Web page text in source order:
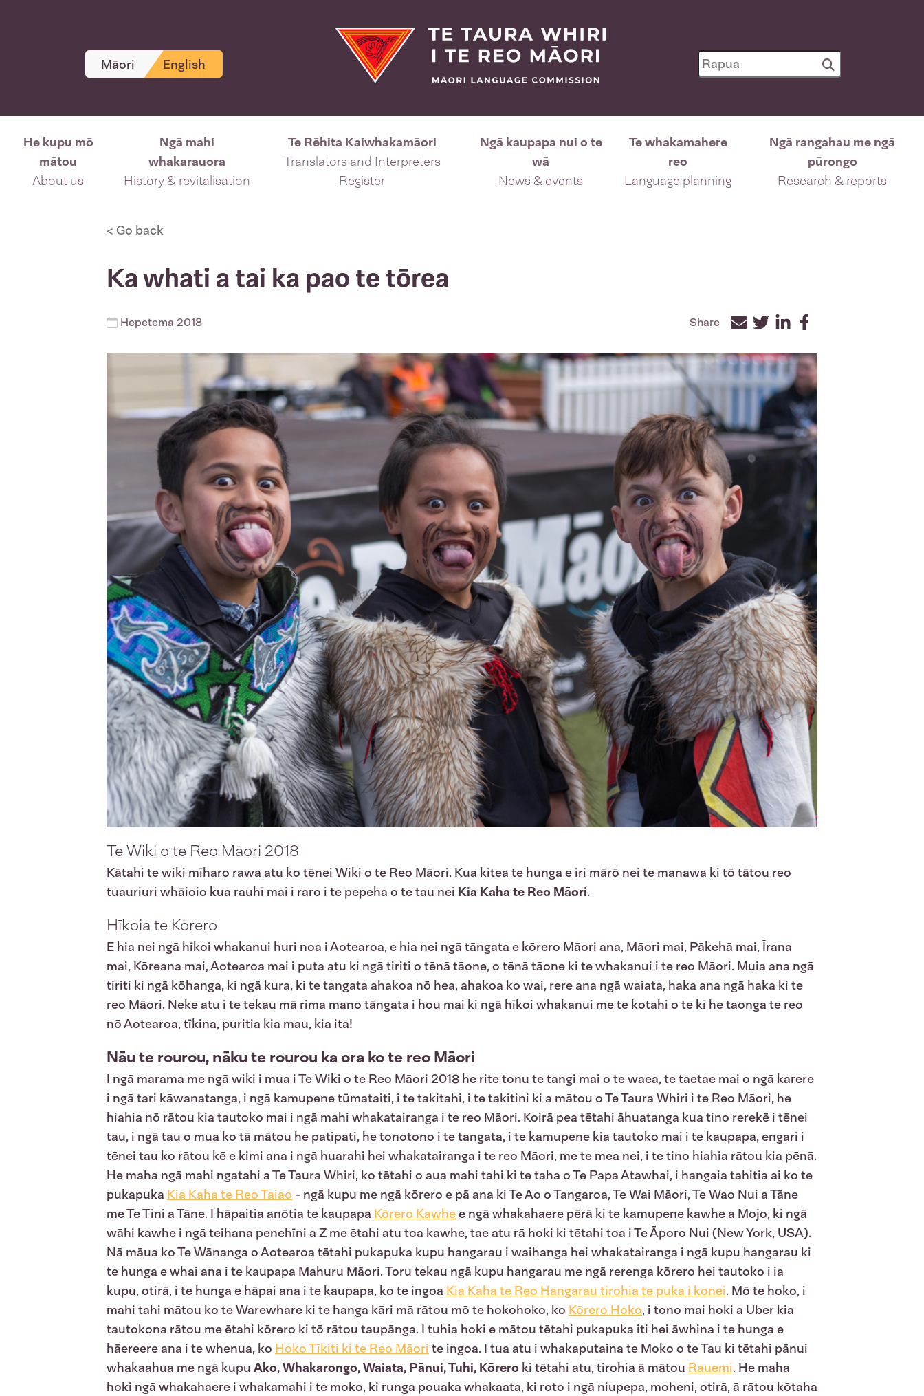
Māori English
He kupu mō
mātou
About us
Ngā mahi
whakarauora
History & revitalisation
Te Rēhita Kaiwhakamāori
Translators and Interpreters
Register
Ngā kaupapa nui o te
wā
News & events
Te whakamahere
reo
Language planning
Ngā rangahau me ngā
pūrongo
Research & reports
< Go back
Ka whati a tai ka pao te tōrea
Hepetema 2018 Share
TwitterLinkedInFacebook
Te Wiki o te Reo Māori 2018
Kātahi te wiki mīharo rawa atu ko tēnei Wiki o te Reo Māori. Kua kitea te hunga e iri mārō nei te manawa ki tō tātou reo
tuauriuri whāioio kua rauhī mai i raro i te pepeha o te tau nei Kia Kaha te Reo Māori.
Hīkoia te Kōrero
E hia nei ngā hīkoi whakanui huri noa i Aotearoa, e hia nei ngā tāngata e kōrero Māori ana, Māori mai, Pākehā mai, Īrana
mai, Kōreana mai, Aotearoa mai i puta atu ki ngā tiriti o tēnā tāone, o tēnā tāone ki te whakanui i te reo Māori. Muia ana ngā
tiriti ki ngā kōhanga, ki ngā kura, ki te tangata ahakoa nō hea, ahakoa ko wai, rere ana ngā waiata, haka ana ngā haka ki te
reo Māori. Neke atu i te tekau mā rima mano tāngata i hou mai ki ngā hīkoi whakanui me te kotahi o te kī he taonga te reo
nō Aotearoa, tīkina, puritia kia mau, kia ita!
Nāu te rourou, nāku te rourou ka ora ko te reo Māori
I ngā marama me ngā wiki i mua i Te Wiki o te Reo Māori 2018 he rite tonu te tangi mai o te waea, te taetae mai o ngā karere
i ngā tari kāwanatanga, i ngā kamupene tūmataiti, i te takitahi, i te takitini ki a mātou o Te Taura Whiri i te Reo Māori, he
hiahia nō rātou kia tautoko mai i ngā mahi whakatairanga i te reo Māori. Koirā pea tētahi āhuatanga kua tino rerekē i tēnei
tau, i ngā tau o mua ko tā mātou he patipati, he tonotono i te tangata, i te kamupene kia tautoko mai i te kaupapa, engari i
tēnei tau ko rātou kē e kimi ana i ngā huarahi hei whakatairanga i te reo Māori, me te mea nei, i te tino hiahia rātou kia pēnā.
He maha ngā mahi ngatahi a Te Taura Whiri, ko tētahi o aua mahi tahi ki te taha o Te Papa Atawhai, i hangaia tahitia ai ko te
pukapuka Kia Kaha te Reo Taiao - ngā kupu me ngā kōrero e pā ana ki Te Ao o Tangaroa, Te Wai Māori, Te Wao Nui a Tāne
me Te Tini a Tāne. I hāpaitia anōtia te kaupapa Kōrero Kawhee ngā whakahaere pērā ki te kamupene kawhe a Mojo, ki ngā
wāhi kawhe i ngā teihana penehīni a Z me ētahi atu toa kawhe, tae atu rā hoki ki tētahi toa i Te Āporo Nui (New York, USA).
Nā māua ko Te Wānanga o Aotearoa tētahi pukapuka kupu hangarau i waihanga hei whakatairanga i ngā kupu hangarau ki
te hunga e whai ana i te kaupapa Mahuru Māori. Toru tekau ngā kupu hangarau me ngā rerenga kōrero hei tautoko i ia
kupu, otirā, i te hunga e hāpai ana i te kaupapa, ko te ingoa Kia Kaha te Reo Hangarau tirohia te puka i konei. Mō te hoko, i
mahi tahi mātou ko te Warewhare ki te hanga kāri mā rātou mō te hokohoko, ko Kōrero Hoko, i tono mai hoki a Uber kia
tautokona rātou me ētahi kōrero ki tō rātou taupānga. I tuhia hoki e mātou tētahi pukapuka iti hei āwhina i te hunga e
hāereere ana i te whenua, ko Hoko Tīkiti ki te Reo Māori te ingoa. I tua atu i whakaputaina te Moko o te Tau ki tētahi pānui
whakaahua me ngā kupu Ako, Whakarongo, Waiata, Pānui, Tuhi, Kōrero ki tētahi atu, tirohia ā mātou Rauemi. He maha
hoki ngā whakahaere i whakamahi i te moko, ki runga pouaka whakaata, ki roto i ngā niupepa, moheni, otirā, ā rātou kōtaha